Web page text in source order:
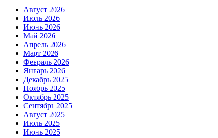
Август 2026
Июль 2026
Июнь 2026
Май 2026
Апрель 2026
Март 2026
Февраль 2026
Январь 2026
Декабрь 2025
Ноябрь 2025
Октябрь 2025
Сентябрь 2025
Август 2025
Июль 2025
Июнь 2025